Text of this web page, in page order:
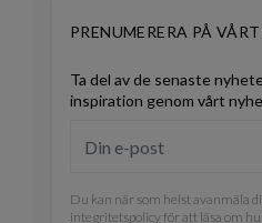
PRENUMERERA PÅ
Ta del av de senaste
inspiration genom vårt
Du kan när som helst avanmäla
integritetspolicyför att läsa om